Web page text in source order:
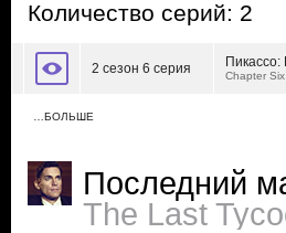
Количество серий: 2
2 сезон 6 серия Пикассо:
Chapter Six
…БОЛЬШЕ
Последний
The Last